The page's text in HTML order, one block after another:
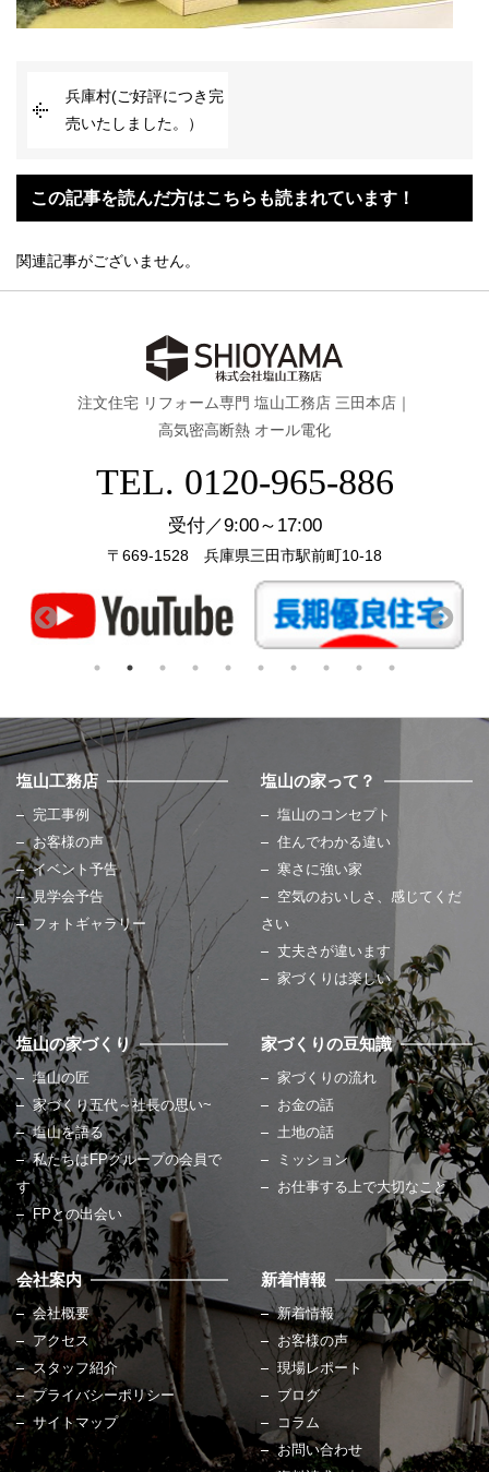
兵庫村(ご好評につき完
売いたしました。）
この記事を読んだ方はこちらも読まれています！
関連記事がございません。
注文住宅 リフォーム専門 塩山工務店 三田本店｜
高気密高断熱 オール電化
TEL. 0120-965-886
受付／9:00～17:00
〒669-1528 兵庫県三田市駅前町10-18
塩山工務店
完工事例
お客様の声
イベント予告
見学会予告
フォトギャラリー
塩山の家って？
塩山のコンセプト
住んでわかる違い
寒さに強い家
空気のおいしさ、感じてくだ
さい
丈夫さが違います
家づくりは楽しい
塩山の家づくり
塩山の匠
家づくり五代～社長の思い~
塩山を語る
私たちはFPグループの会員で
す
FPとの出会い
家づくりの豆知識
家づくりの流れ
お金の話
土地の話
ミッション
お仕事する上で大切なこと
会社案内
会社概要
アクセス
スタッフ紹介
プライバシーポリシー
サイトマップ
新着情報
新着情報
お客様の声
現場レポート
ブログ
コラム
お問い合わせ